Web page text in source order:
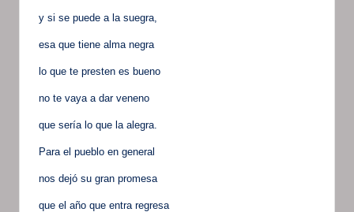
y si se puede a la suegra,
esa que tiene alma negra
lo que te presten es bueno
no te vaya a dar veneno
que sería lo que la alegra.
Para el pueblo en general
nos dejó su gran promesa
que el año que entra regresa